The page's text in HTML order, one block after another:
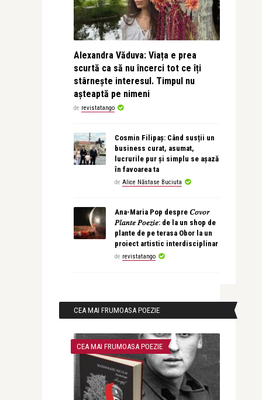
Alexandra Văduva: Viața e prea
scurtă ca să nu încerci tot ce îți
stârnește interesul. Timpul nu
așteaptă pe nimeni
de revistatango
Cosmin Filipaș: Când susții un
business curat, asumat,
lucrurile pur și simplu se așază
în favoarea ta
de Alice Năstase Buciuta
Ana-Maria Pop despre 𝐶𝑜𝑣𝑜𝑟
𝑃𝑙𝑎𝑛𝑡𝑒 𝑃𝑜𝑒𝑧𝑖𝑒: de la un shop de
plante de pe terasa Obor la un
proiect artistic interdisciplinar
de revistatango
CEA MAI FRUMOASA POEZIE
CEA MAI FRUMOASA POEZIE